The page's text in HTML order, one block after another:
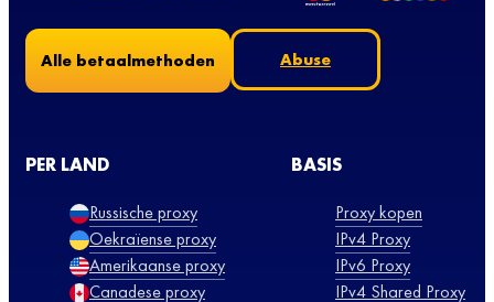
Alle betaalmethoden Abuse
PER LAND
Russische proxy
Oekraïense proxy
Amerikaanse proxy
Canadese proxy
BASIS
Proxy kopen
IPv4 Proxy
IPv6 Proxy
IPv4 Shared Proxy